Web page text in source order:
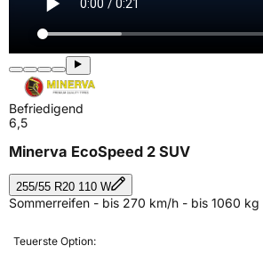
Befriedigend
6,5
Minerva EcoSpeed 2 SUV
255/55 R20 110 W
Sommerreifen - bis 270 km/h - bis 1060 kg
Teuerste Option: